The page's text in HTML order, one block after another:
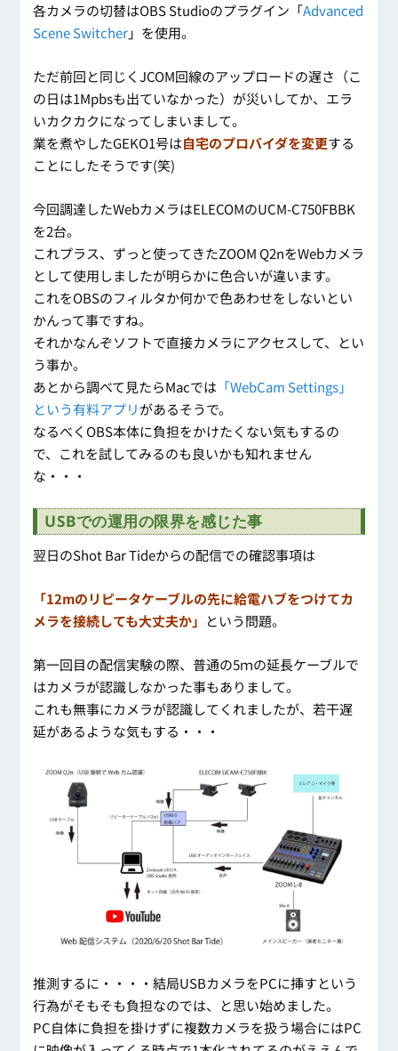
各カメラの切替はOBS Studioのプラグイン「Advanced
Scene Switcher」を使用。
ただ前回と同じくJCOM回線のアップロードの遅さ（こ
の日は1Mpbsも出ていなかった）が災いしてか、エラ
いカクカクになってしまいまして。
業を煮やしたGEKO1号は自宅のプロバイダを変更する
ことにしたそうです(笑)
今回調達したWebカメラはELECOMのUCM-C750FBBK
を2台。
これプラス、ずっと使ってきたZOOM Q2nをWebカメラ
として使用しましたが明らかに色合いが違います。
これをOBSのフィルタか何かで色あわせをしないとい
かんって事ですね。
それかなんぞソフトで直接カメラにアクセスして、とい
う事か。
あとから調べて見たらMacでは 「WebCam Settings」
という有料アプリがあるそうで。
なるべくOBS本体に負担をかけたくない気もするの
で、これを試してみるのも良いかも知れません
な・・・
USBでの運用の限界を感じた事
翌日のShot Bar Tideからの配信での確認事項は
「12mのリピータケーブルの先に給電ハブをつけてカ
メラを接続しても大丈夫か」 という問題。
第一回目の配信実験の際、普通の5ｍの延長ケーブルで
はカメラが認識しなかった事もありまして。
これも無事にカメラが認識してくれましたが、若干遅
延があるような気もする・・・
推測するに・・・・結局USBカメラをPCに挿すという
行為がそもそも負担なのでは、と思い始めました。
PC自体に負担を掛けずに複数カメラを扱う場合にはPC